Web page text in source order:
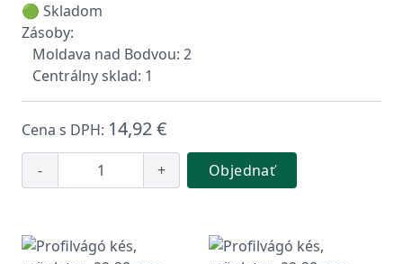
🟢 Skladom
Zásoby:
Moldava nad Bodvou: 2
Centrálny sklad: 1
Cena s DPH: 14,92 €
- + Objednať